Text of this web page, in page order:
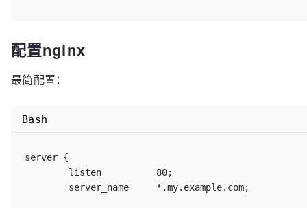
配置nginx
最简配置：
server {
Bash